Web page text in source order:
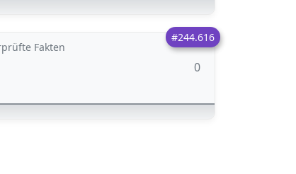
#244.616
Fakten
0